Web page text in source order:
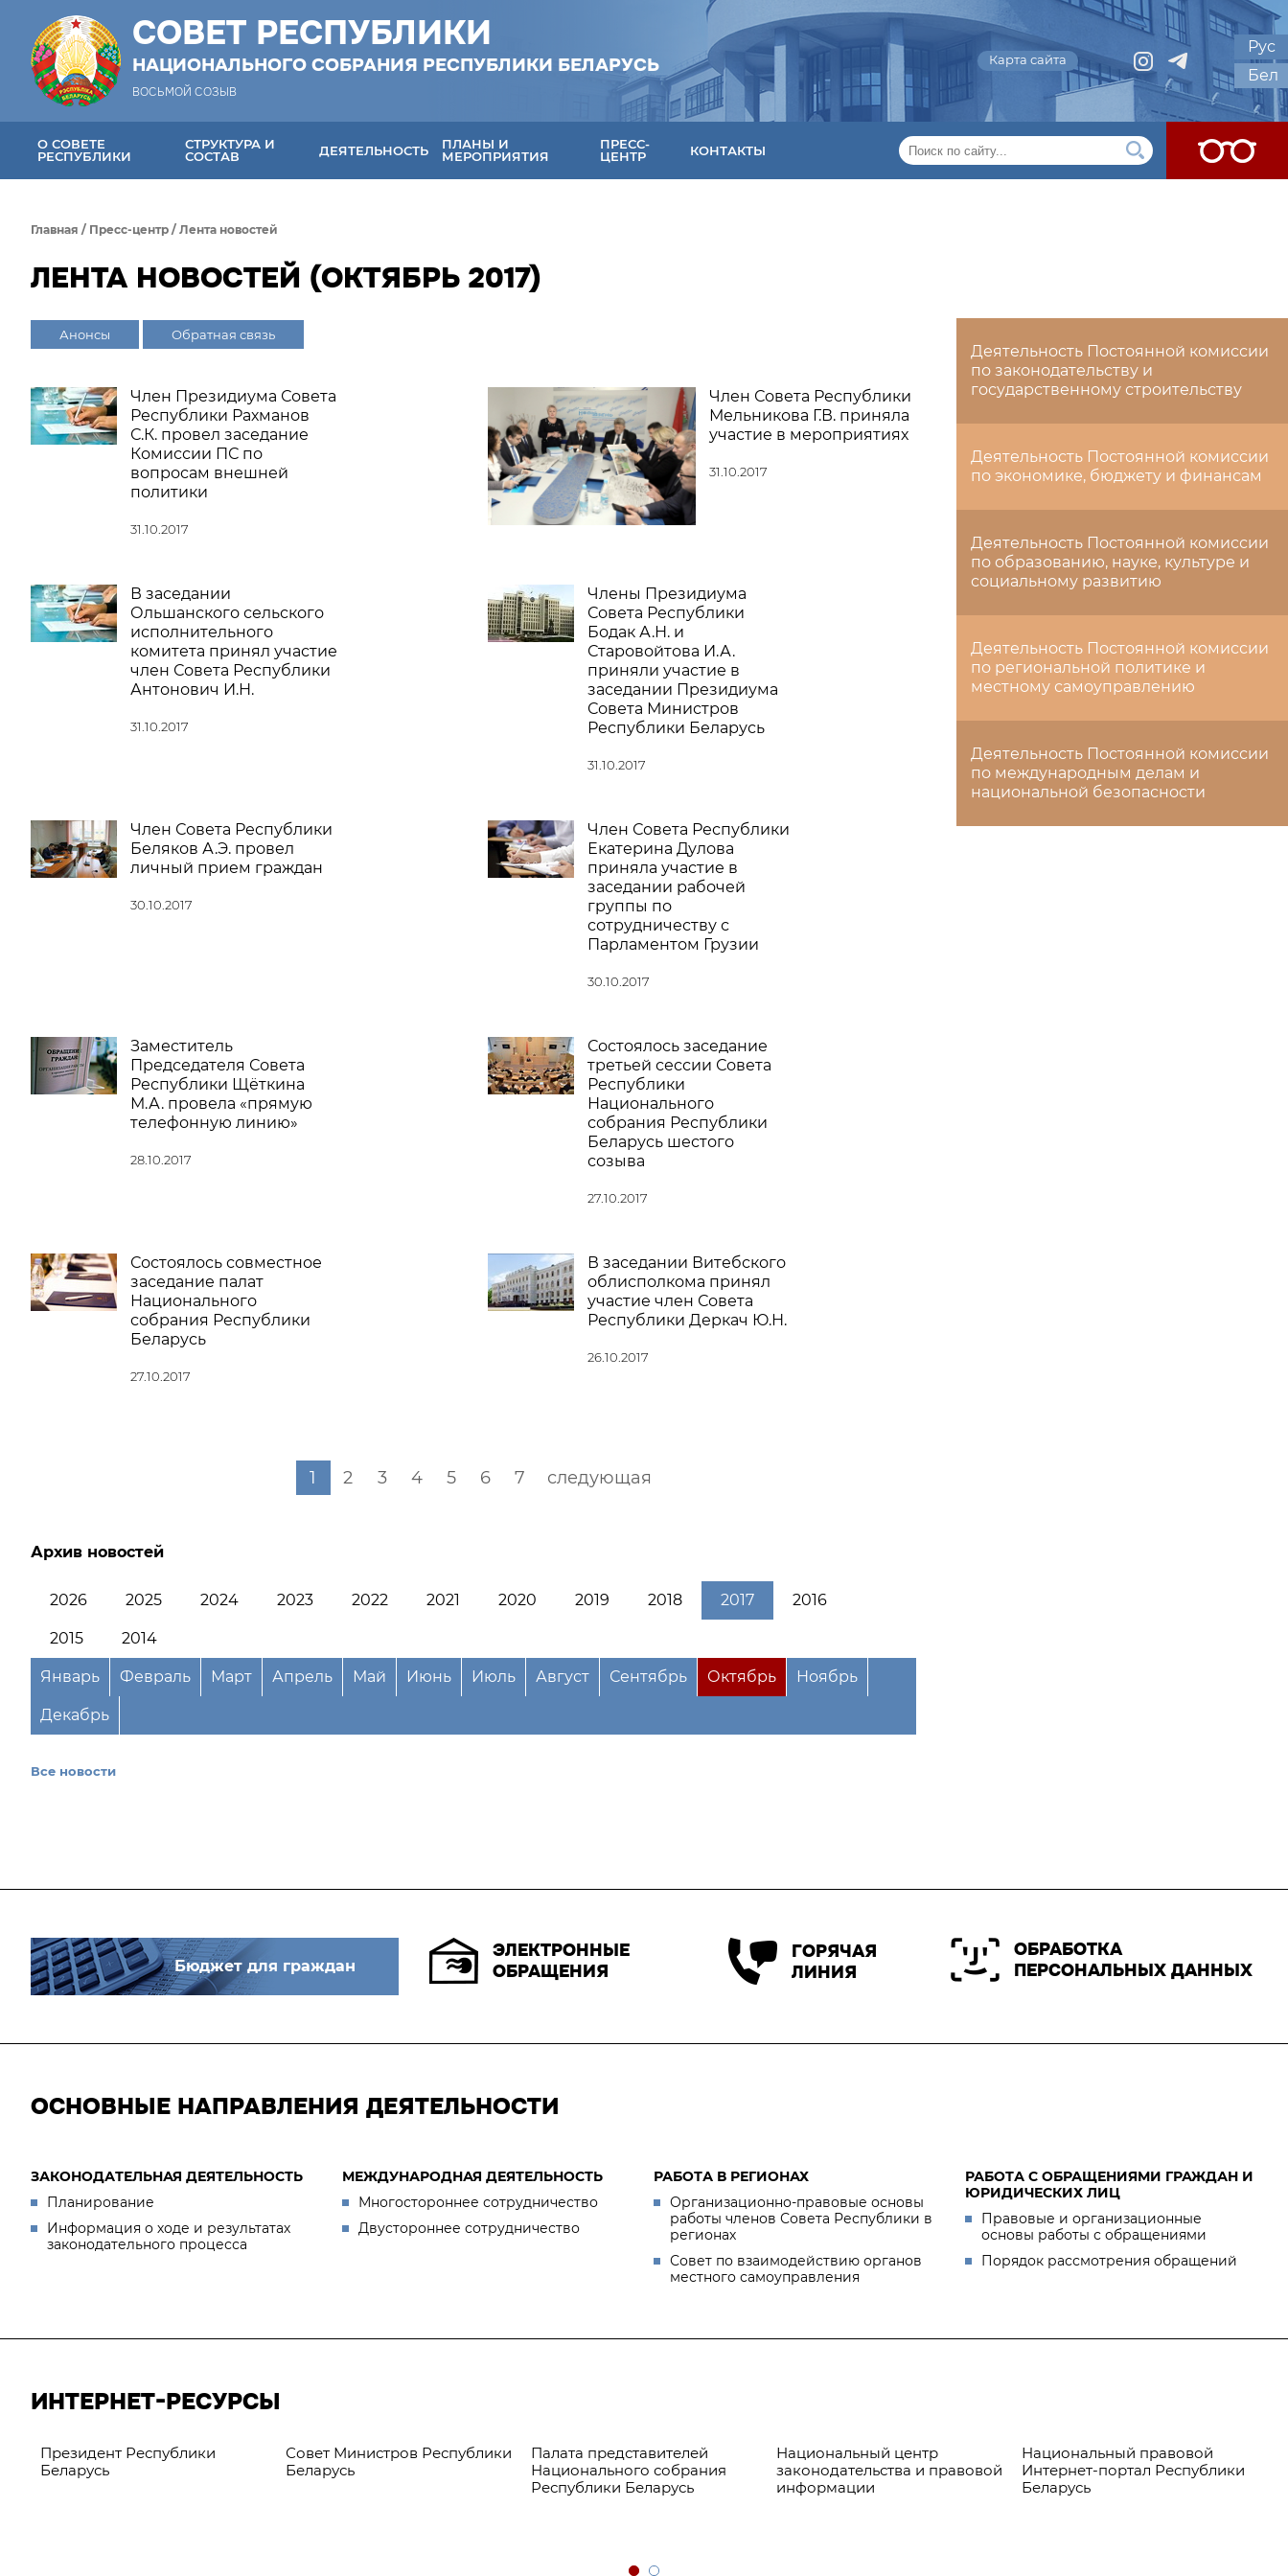
СОВЕТ РЕСПУБЛИКИ
НАЦИОНАЛЬНОГО СОБРАНИЯ РЕСПУБЛИКИ БЕЛАРУСЬ
ВОСЬМОЙ СОЗЫВ
Карта сайта
Рус
Бел
О СОВЕТЕ
РЕСПУБЛИКИ
СТРУКТУРА И
СОСТАВ
ДЕЯТЕЛЬНОСТЬ
ПЛАНЫ И
МЕРОПРИЯТИЯ
ПРЕСС-
ЦЕНТР
КОНТАКТЫ
Главная / Пресс-центр / Лента новостей
ЛЕНТА НОВОСТЕЙ (ОКТЯБРЬ 2017)
Анонсы Обратная связь
Член Президиума Совета
Республики Рахманов
С.К. провел заседание
Комиссии ПС по
вопросам внешней
политики
31.10.2017
Член Совета Республики
Мельникова Г.В. приняла
участие в мероприятиях
31.10.2017
В заседании
Ольшанского сельского
исполнительного
комитета принял участие
член Совета Республики
Антонович И.Н.
31.10.2017
Члены Президиума
Совета Республики
Бодак А.Н. и
Старовойтова И.А.
приняли участие в
заседании Президиума
Совета Министров
Республики Беларусь
31.10.2017
Член Совета Республики
Беляков А.Э. провел
личный прием граждан
30.10.2017
Член Совета Республики
Екатерина Дулова
приняла участие в
заседании рабочей
группы по
сотрудничеству с
Парламентом Грузии
30.10.2017
Заместитель
Председателя Совета
Республики Щёткина
М.А. провела «прямую
телефонную линию»
28.10.2017
Состоялось заседание
третьей сессии Совета
Республики
Национального
собрания Республики
Беларусь шестого
созыва
27.10.2017
Состоялось совместное
заседание палат
Национального
собрания Республики
Беларусь
27.10.2017
В заседании Витебского
облисполкома принял
участие член Совета
Республики Деркач Ю.Н.
26.10.2017
1 2 3 4 5 6 7 следующая
Архив новостей
2026 2025 2024 2023 2022 2021 2020 2019 2018 2017 2016
2015 2014
Январь Февраль Март Апрель Май Июнь Июль Август Сентябрь Октябрь Ноябрь
Декабрь
Все новости
Деятельность Постоянной комиссии
по законодательству и
государственному строительству
Деятельность Постоянной комиссии
по экономике, бюджету и финансам
Деятельность Постоянной комиссии
по образованию, науке, культуре и
социальному развитию
Деятельность Постоянной комиссии
по региональной политике и
местному самоуправлению
Деятельность Постоянной комиссии
по международным делам и
национальной безопасности
Бюджет для граждан
ЭЛЕКТРОННЫЕ
ОБРАЩЕНИЯ
ГОРЯЧАЯ
ЛИНИЯ
ОБРАБОТКА
ПЕРСОНАЛЬНЫХ ДАННЫХ
ОСНОВНЫЕ НАПРАВЛЕНИЯ ДЕЯТЕЛЬНОСТИ
ЗАКОНОДАТЕЛЬНАЯ ДЕЯТЕЛЬНОСТЬ
Планирование
Информация о ходе и результатах
законодательного процесса
МЕЖДУНАРОДНАЯ ДЕЯТЕЛЬНОСТЬ
Многостороннее сотрудничество
Двустороннее сотрудничество
РАБОТА В РЕГИОНАХ
Организационно-правовые основы
работы членов Совета Республики в
регионах
Совет по взаимодействию органов
местного самоуправления
РАБОТА С ОБРАЩЕНИЯМИ ГРАЖДАН И
ЮРИДИЧЕСКИХ ЛИЦ
Правовые и организационные
основы работы с обращениями
Порядок рассмотрения обращений
ИНТЕРНЕТ-РЕСУРСЫ
Президент Республики
Беларусь
Совет Министров Республики
Беларусь
Палата представителей
Национального собрания
Республики Беларусь
Национальный центр
законодательства и правовой
информации
Национальный правовой
Интернет-портал Республики
Беларусь